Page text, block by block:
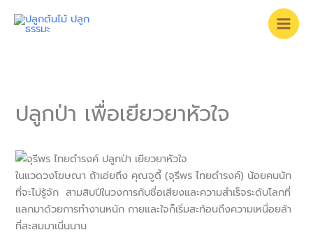
ปลูกป่า เพื่อเยียวยาหัวใจ
ในแวดวงโฆษณา ถ้าเอ่ยถึง คุณจูดี้ (จุรีพร ไทยดำรงค์) น้อยคนนัก
ที่จะไม่รู้จัก สามสิบปีในวงการกับชื่อเสียงและความสำเร็จระดับโลกที่
แลกมาด้วยการทำงานหนัก กายและใจก็เริ่มสะท้อนถึงความเหนื่อยล้า
ที่สะสมมาเนิ่นนาน